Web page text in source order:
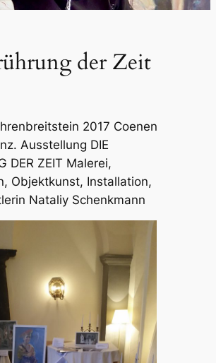
der Zeit
2017 Coenen
Ausstellung DIE
DER ZEIT Malerei,
Objektkunst, Installation,
Nataliy Schenkmann